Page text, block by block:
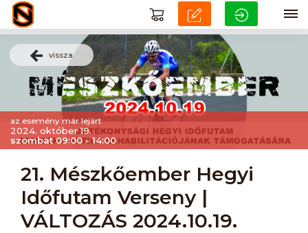
vissza
az esemény már lejárt
2024. október 19.
szombat 09:00 - 14:00
21. Mészkőember Hegyi
Időfutam Verseny |
VÁLTOZÁS 2024.10.19.